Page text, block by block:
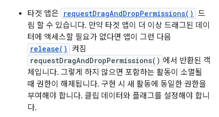
타겟 앱은
requestDragAndDropPermissions() 드
림 할 수 있습니다. 만약 타겟 앱이 더 이상 드래그된 데이
터에 액세스할 필요가 없다면 앱이 그런 다음
release() 켜짐
requestDragAndDropPermissions() 에서 반환된 객
체입니다. 그렇게 하지 않으면 포함하는 활동이 소멸될
때 권한이 해제됩니다. 구현 시 새 활동에 동일한 권한을
부여해야 합니다. 클립 데이터와 플래그를 설정해야 합니
다.